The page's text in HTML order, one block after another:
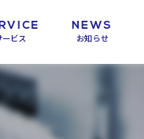
ービス
NEWS
お知らせ